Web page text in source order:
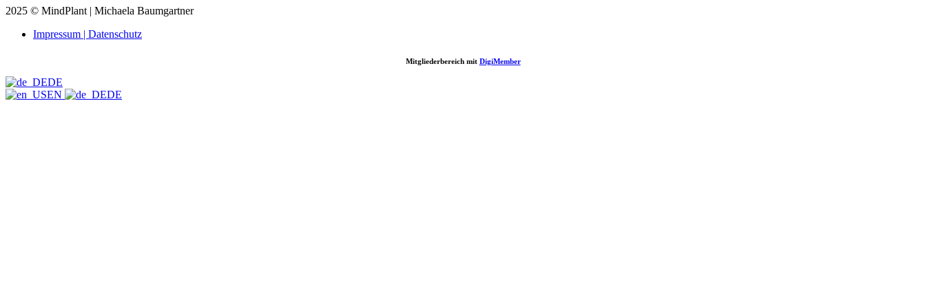
2025 © MindPlant | Michaela Baumgartner
Impressum | Datenschutz
Mitgliederbereich mit DigiMember
DE
EN
DE